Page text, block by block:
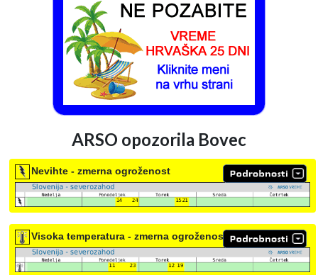
ARSO opozorila Bovec
Nevihte - zmerna ogroženost
Visoka temperatura - zmerna ogroženost